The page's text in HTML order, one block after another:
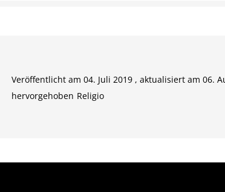
Veröffentlicht am 04. Juli 2019 , aktualisiert am 06.
hervorgehoben Religio